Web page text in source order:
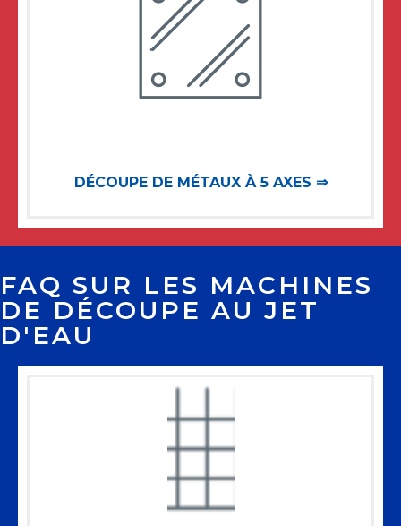
DÉCOUPE DE MÉTAUX À 5 AXES ⇒
FAQ SUR LES MACHINES
DE DÉCOUPE AU JET
D'EAU